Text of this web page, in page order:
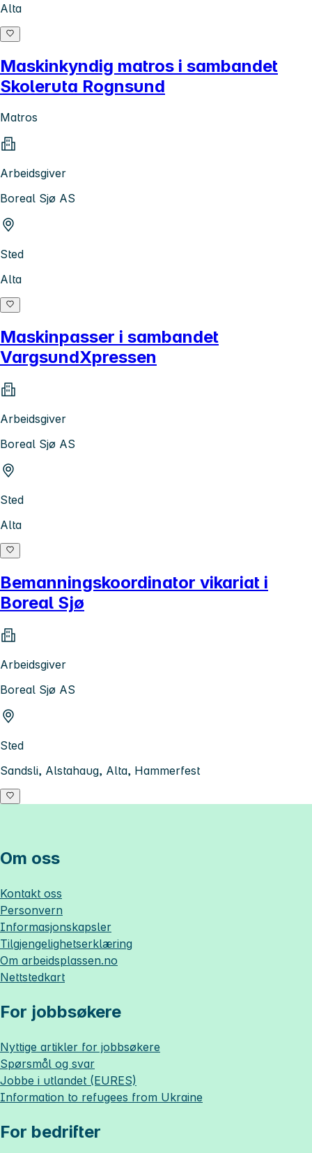
Alta
Maskinkyndig matros i sambandet
Skoleruta Rognsund
Matros
Arbeidsgiver
Boreal Sjø AS
Sted
Alta
Maskinpasser i sambandet
VargsundXpressen
Arbeidsgiver
Boreal Sjø AS
Sted
Alta
Bemanningskoordinator vikariat i
Boreal Sjø
Arbeidsgiver
Boreal Sjø AS
Sted
Sandsli, Alstahaug, Alta, Hammerfest
Om oss
Kontakt oss
Personvern
Informasjonskapsler
Tilgjengelighetserklæring
Om arbeidsplassen.no
Nettstedkart
For jobbsøkere
Nyttige artikler for jobbsøkere
Spørsmål og svar
Jobbe i utlandet (EURES)
Information to refugees from Ukraine
For bedrifter